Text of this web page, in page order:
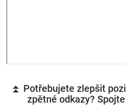
⏫ Potřebujete zlepšit
zpětné odkazy?